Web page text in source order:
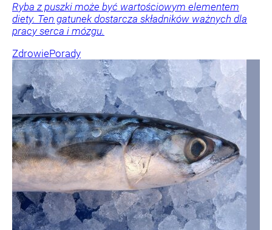
Ryba z puszki może być wartościowym elementem
diety. Ten gatunek dostarcza składników ważnych dla
pracy serca i mózgu.
ZdrowiePorady